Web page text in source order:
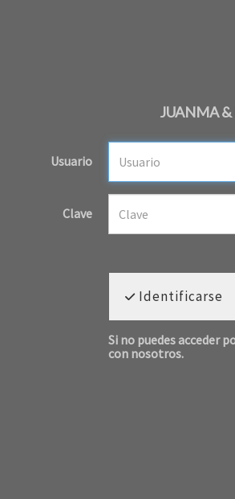
JUANMA &
Usuario
Clave
Identificarse
Si no puedes acceder
con nosotros.